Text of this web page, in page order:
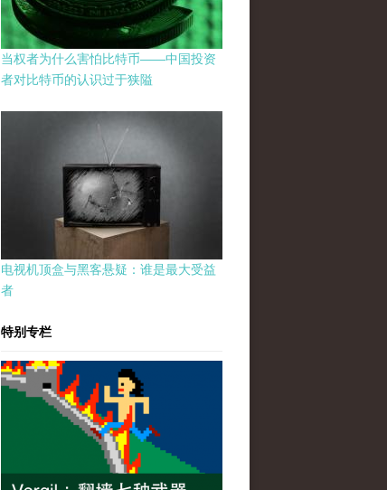
当权者为什么害怕比特币——中国投资
者对比特币的认识过于狭隘
电视机顶盒与黑客悬疑：谁是最大受益
者
特别专栏